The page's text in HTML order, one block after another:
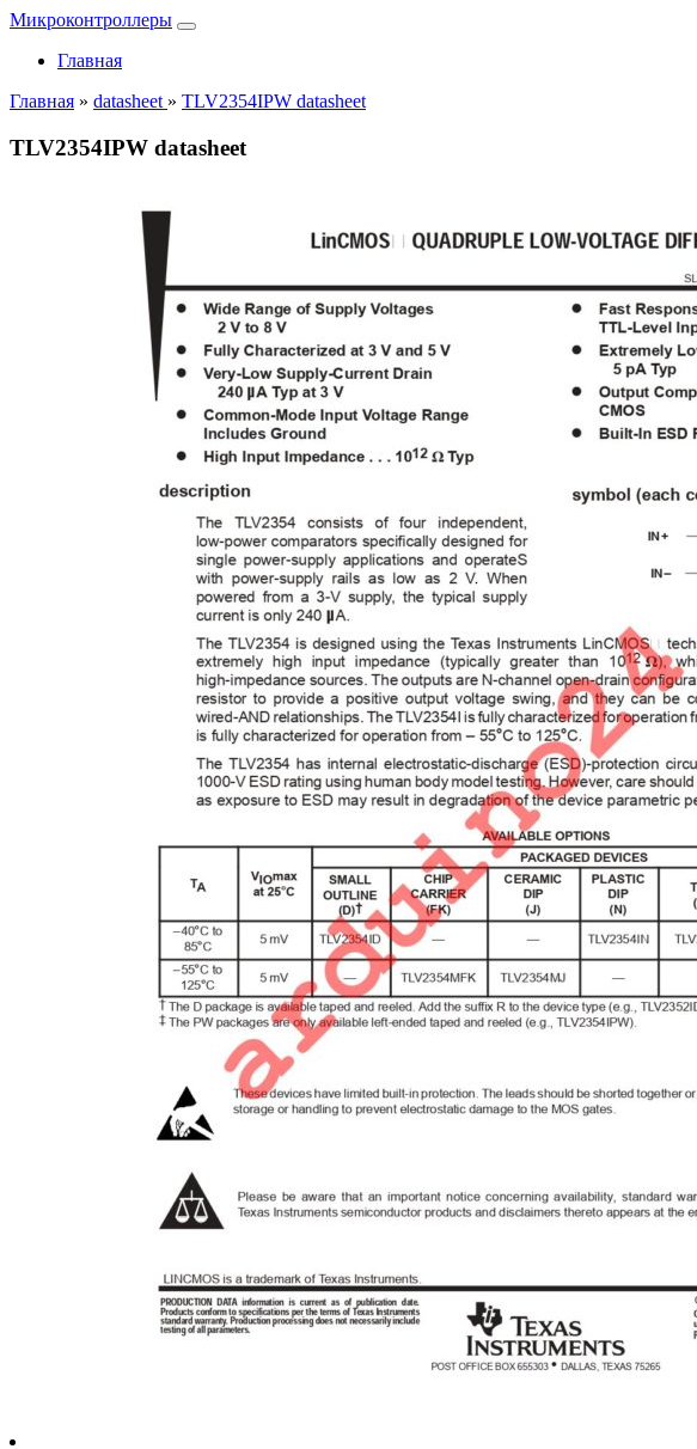
Микроконтроллеры
Главная
Главная » datasheet » TLV2354IPW datasheet
TLV2354IPW datasheet